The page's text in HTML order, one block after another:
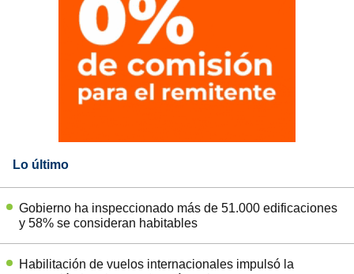
Lo último
Gobierno ha inspeccionado más de 51.000 edificaciones
y 58% se consideran habitables
Habilitación de vuelos internacionales impulsó la